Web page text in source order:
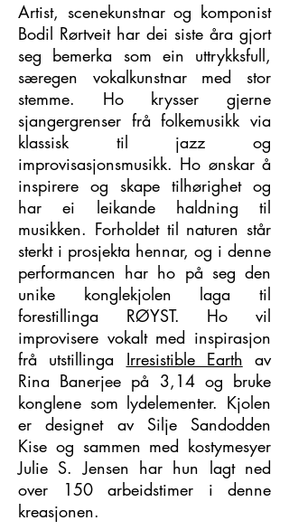
Artist, scenekunstnar og komponist
Bodil Rørtveit har dei siste åra gjort
seg bemerka som ein uttrykksfull,
særegen vokalkunstnar med stor
stemme. Ho krysser gjerne
sjangergrenser frå folkemusikk via
klassisk til jazz og
improvisasjonsmusikk. Ho ønskar å
inspirere og skape tilhørighet og
har ei leikande haldning til
musikken. Forholdet til naturen står
sterkt i prosjekta hennar, og i denne
performancen har ho på seg den
unike konglekjolen laga til
forestillinga RØYST. Ho vil
improvisere vokalt med inspirasjon
frå utstillinga Irresistible Earth av
Rina Banerjee på 3,14 og bruke
konglene som lydelementer. Kjolen
er designet av Silje Sandodden
Kise og sammen med kostymesyer
Julie S. Jensen har hun lagt ned
over 150 arbeidstimer i denne
kreasjonen.